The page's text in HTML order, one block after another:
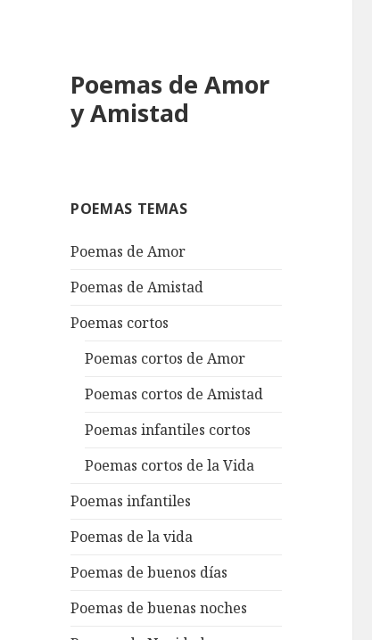
Poemas de Amor
y Amistad
POEMAS TEMAS
Poemas de Amor
Poemas de Amistad
Poemas cortos
Poemas cortos de Amor
Poemas cortos de Amistad
Poemas infantiles cortos
Poemas cortos de la Vida
Poemas infantiles
Poemas de la vida
Poemas de buenos días
Poemas de buenas noches